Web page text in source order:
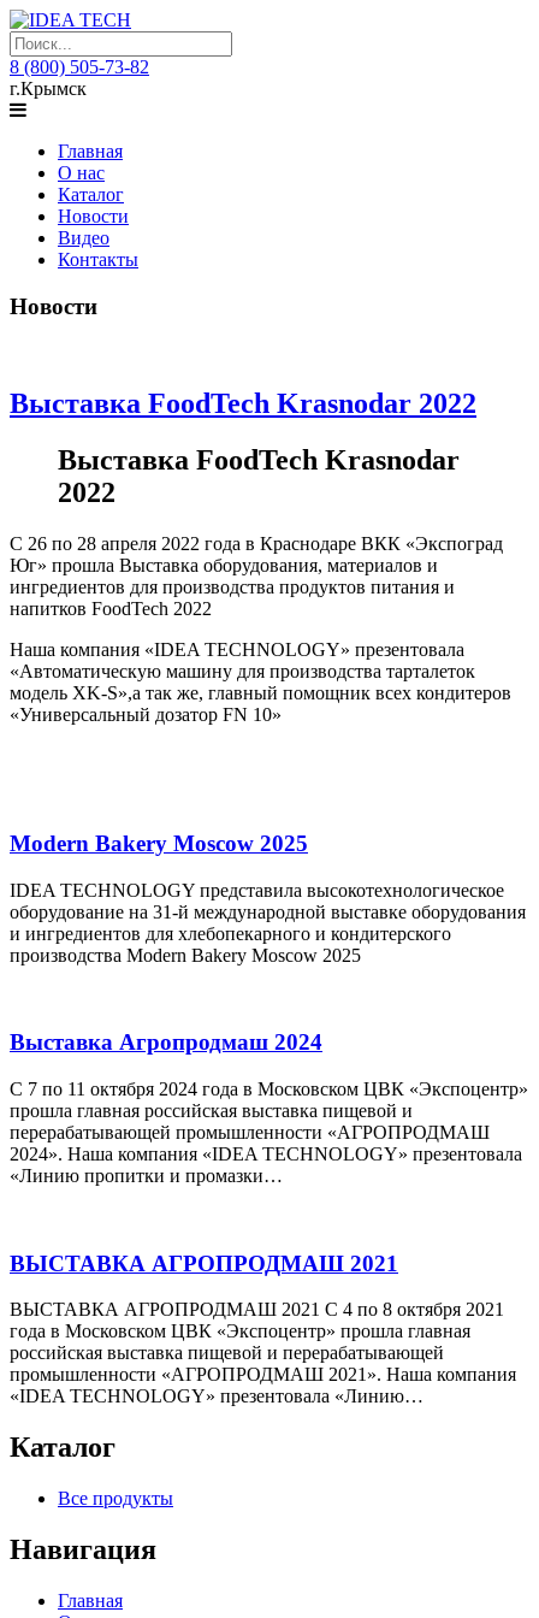
8 (800) 505-73-82
г.Крымск
Главная
О нас
Каталог
Новости
Видео
Контакты
Новости
Выставка FoodTech Krasnodar 2022
Выставка FoodTech Krasnodar
2022
С 26 по 28 апреля 2022 года в Краснодаре ВКК «Экспоград
Юг» прошла Выставка оборудования, материалов и
ингредиентов для производства продуктов питания и
напитков FoodTech 2022
Наша компания «IDEA TECHNOLOGY» презентовала
«Автоматическую машину для производства тарталеток
модель XK-S»,а так же, главный помощник всех кондитеров
«Универсальный дозатор FN 10»
Modern Bakery Moscow 2025
IDEA TECHNOLOGY представила высокотехнологическое
оборудование на 31-й международной выставке оборудования
и ингредиентов для хлебопекарного и кондитерского
производства Modern Bakery Moscow 2025
Выставка Агропродмаш 2024
С 7 по 11 октября 2024 года в Московском ЦВК «Экспоцентр»
прошла главная российская выставка пищевой и
перерабатывающей промышленности «АГРОПРОДМАШ
2024». Наша компания «IDEA TECHNOLOGY» презентовала
«Линию пропитки и промазки…
ВЫСТАВКА АГРОПРОДМАШ 2021
ВЫСТАВКА АГРОПРОДМАШ 2021 С 4 по 8 октября 2021
года в Московском ЦВК «Экспоцентр» прошла главная
российская выставка пищевой и перерабатывающей
промышленности «АГРОПРОДМАШ 2021». Наша компания
«IDEA TECHNOLOGY» презентовала «Линию…
Каталог
Все продукты
Навигация
Главная